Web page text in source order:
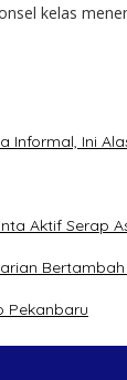
kelas
Informal, Ini
Aktif Serap
Pekanbaru